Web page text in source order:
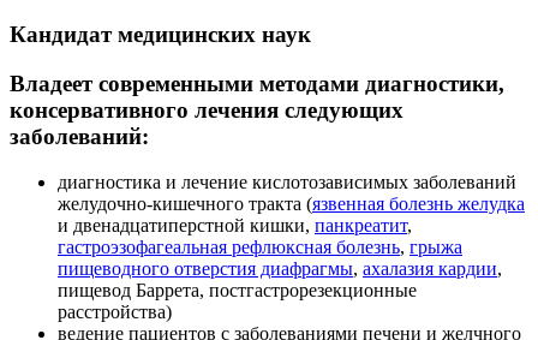
Кандидат медицинских наук
Владеет современными методами диагностики,
консервативного лечения следующих
заболеваний:
диагностика и лечение кислотозависимых заболеваний
желудочно-кишечного тракта (язвенная болезнь желудка
и двенадцатиперстной кишки, панкреатит,
гастроэзофагеальная рефлюксная болезнь, грыжа
пищеводного отверстия диафрагмы, ахалазия кардии,
пищевод Баррета, постгастрорезекционные
расстройства)
ведение пациентов с заболеваниями печени и желчного